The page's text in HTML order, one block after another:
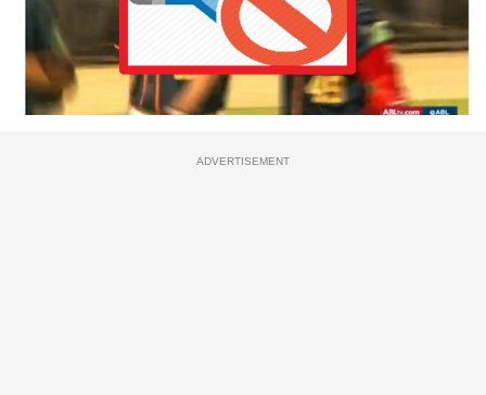
ADVERTISEMENT